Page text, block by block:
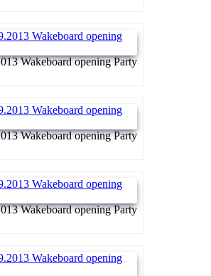
Wakeboard opening Party
Wakeboard opening Party
Wakeboard opening Party